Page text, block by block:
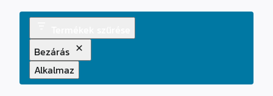
Bezárás
Alkalmaz